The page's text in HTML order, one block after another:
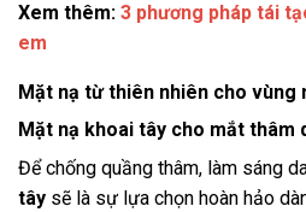
Xem thêm: 3 phương pháp tái
em
Mặt nạ từ thiên nhiên cho vùng
Mặt nạ khoai tây cho mắt thâm
Để chống quầng thâm, làm sáng
tây sẽ là sự lựa chọn hoàn hảo